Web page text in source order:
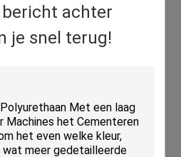
bericht achter
je snel terug!
machine,